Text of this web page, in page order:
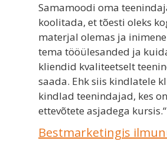
Samamoodi oma
koolitada, et tõesti oleks
materjal olemas ja
tema tööülesanded ja
kliendid kvaliteetselt
saada. Ehk siis kindlatele
kindlad teenindajad, kes
ettevõtete asjadega kursis.“
Bestmarketingis